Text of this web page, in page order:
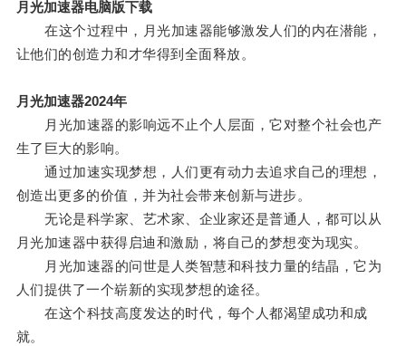
月光加速器电脑版下载
在这个过程中，月光加速器能够激发人们的内在潜能，
让他们的创造力和才华得到全面释放。
月光加速器2024年
月光加速器的影响远不止个人层面，它对整个社会也产
生了巨大的影响。
通过加速实现梦想，人们更有动力去追求自己的理想，
创造出更多的价值，并为社会带来创新与进步。
无论是科学家、艺术家、企业家还是普通人，都可以从
月光加速器中获得启迪和激励，将自己的梦想变为现实。
月光加速器的问世是人类智慧和科技力量的结晶，它为
人们提供了一个崭新的实现梦想的途径。
在这个科技高度发达的时代，每个人都渴望成功和成
就。